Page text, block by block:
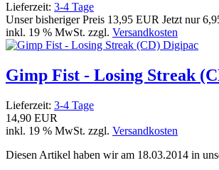
Lieferzeit: 3-4 Tage
Unser bisheriger Preis 13,95 EUR Jetzt nur
inkl. 19 % MwSt. zzgl. Versandkosten
Gimp Fist - Losing Streak
Lieferzeit: 3-4 Tage
14,90 EUR
inkl. 19 % MwSt. zzgl. Versandkosten
Diesen Artikel haben wir am 18.03.2014 in